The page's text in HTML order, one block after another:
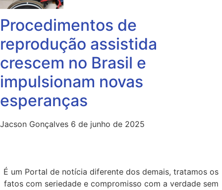
Procedimentos de
reprodução assistida
crescem no Brasil e
impulsionam novas
esperanças
Jacson Gonçalves 6 de junho de 2025
É um Portal de notícia diferente dos demais, tratamos os
fatos com seriedade e compromisso com a verdade sem